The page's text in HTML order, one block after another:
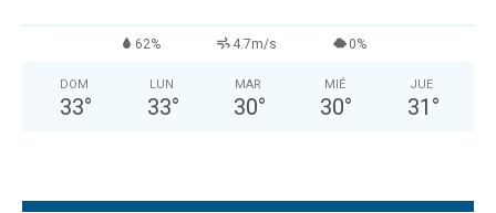
62% 4.7m/s 0%
DOM
33°
LUN
33°
MAR
30°
MIÉ
30°
JUE
31 °